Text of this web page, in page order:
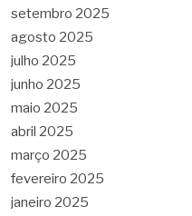
setembro 2025
agosto 2025
julho 2025
junho 2025
maio 2025
abril 2025
março 2025
fevereiro 2025
janeiro 2025